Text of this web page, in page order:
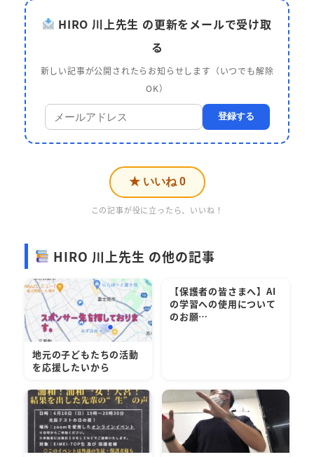
HIRO 川上先生 の更新をメールで受け取
る
新しい記事が公開されたらお知らせします（いつでも解除
OK）
登録する
★ いいね 0
この記事が役に立ったら、いいね！
HIRO 川上先生 の他の記事
地元の子どもたちの活動
を応援したいから
【保護者の皆さまへ】AI
の学習への使用について
のお願…